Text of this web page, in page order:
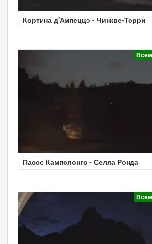
Кортина д'Ампеццо - Чинкве-Торри
Пассо Камполонго - Селла Ронда